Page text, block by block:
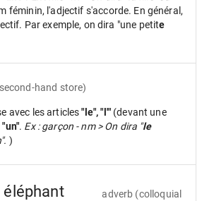
féminin, l'adjectif s'accorde. En général,
Par exemple, on dira "une petite
hand store)
avec les articles"le", "l'" (devant une
"un". Ex : garçon - nm > On dira "le
)
adverb (colloquial